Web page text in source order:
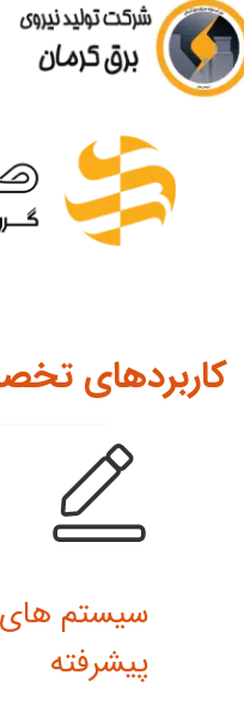
کاربردهای
سیستم های
پیشرفته